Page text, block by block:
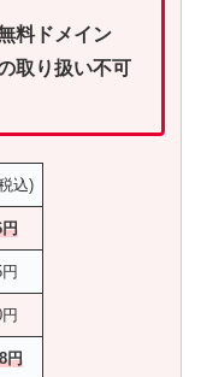
料ドメイン
取り扱い不可
込)
円